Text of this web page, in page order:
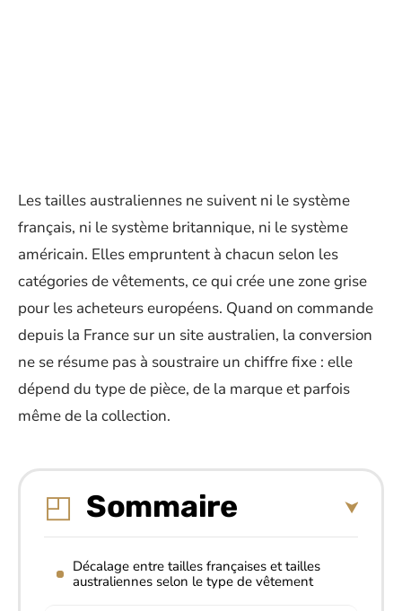
Les tailles australiennes ne suivent ni le système
français, ni le système britannique, ni le système
américain. Elles empruntent à chacun selon les
catégories de vêtements, ce qui crée une zone grise
pour les acheteurs européens. Quand on commande
depuis la France sur un site australien, la conversion
ne se résume pas à soustraire un chiffre fixe : elle
dépend du type de pièce, de la marque et parfois
même de la collection.
Sommaire
Décalage entre tailles françaises et tailles
australiennes selon le type de vêtement